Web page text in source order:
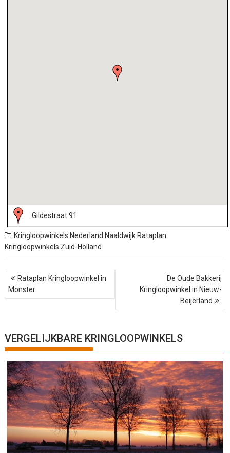
Gildestraat 91
Kringloopwinkels Nederland Naaldwijk Rataplan
Kringloopwinkels Zuid-Holland
e
r
t
n
v
i
g
a
t
i
e
Rataplan Kringloopwinkel in
Monster
De Oude Bakkerij
Kringloopwinkel in Nieuw-
Beijerland
VERGELIJKBARE KRINGLOOPWINKELS